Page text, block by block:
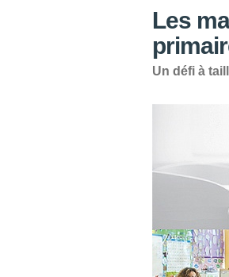
Les
Un défi à